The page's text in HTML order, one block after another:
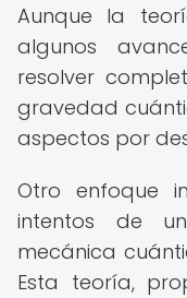
Aunque la
algunos
resolver
gravedad
aspectos por
Otro enfoque
intentos de
mecánica
Esta teoría,